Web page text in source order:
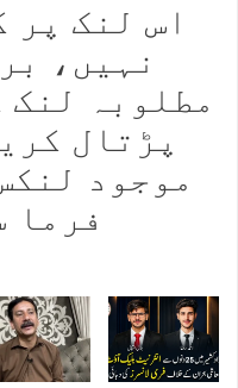
اس لنک پر
نہیں،
مطلوبہ
پڑتال
موجود
فرما